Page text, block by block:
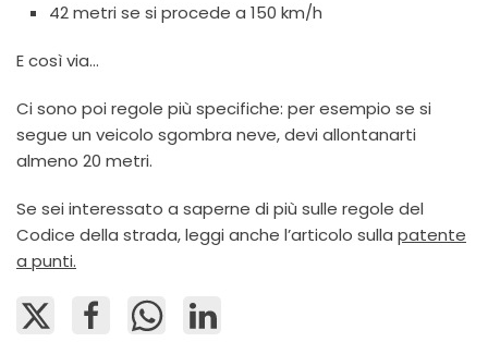
42 metri se si procede a 150 km/h
E così via…
Ci sono poi regole più specifiche: per esempio se si
segue un veicolo sgombra neve, devi allontanarti
almeno 20 metri.
Se sei interessato a saperne di più sulle regole del
Codice della strada, leggi anche l’articolo sulla patente
a punti.